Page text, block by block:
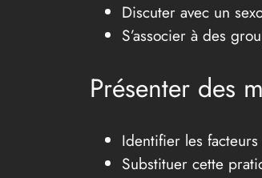
Discuter avec un
S’associer à des
Présenter des
Identifier les
Substituer cette